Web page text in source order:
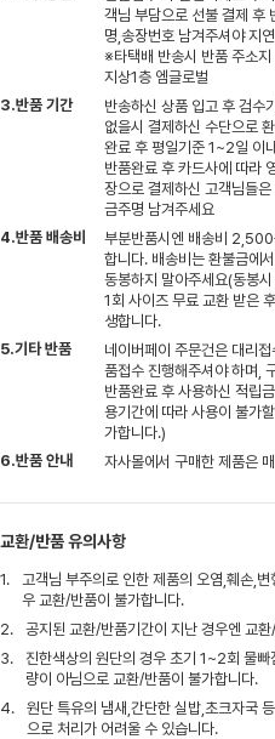
객님 부담으로 선불 결제 후
명,송장번호 남겨주셔야 지
※타택배 반송시 반품 주소
지상1층 엠글로벌
3.반품 기간
반송하신 상품 입고 후 검수
없을시 결제하신 수단으로
완료 후 평일기준 1~2일 이
반품완료 후 카드사에 따라
장으로 결제하신 고객님들
금주명 남겨주세요
4.반품 배송비
부분반품시엔 배송비
합니다. 배송비는 환불금에
동봉하지 말아주세요(동봉
1회 사이즈 무료 교환 받은
생합니다.
5.기타 반품
네이버페이 주문건은 대리
품접수 진행해주셔야 하며,
반품완료 후 사용하신 적립
용기간에 따라 사용이 불가
가합니다.)
6.반품 안내
자사몰에서 구매한 제품은
교환/반품 유의사항
1.
고객님 부주의로 인한 제품의 오염,훼손,
우 교환/반품이 불가합니다.
2.
공지된 교환/반품기간이 지난 경우엔 교
3.
진한색상의 원단의 경우 초기 1~2회 물
량이 아님으로 교환/반품이 불가합니다.
4.
원단 특유의 냄새,간단한 실밥,초크자국
으로 처리가 어려울 수 있습니다.